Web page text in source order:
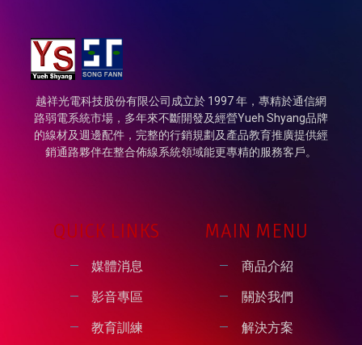
越祥光電科技股份有限公司成立於 1997 年，專精於通信網
路弱電系統市場，多年來不斷開發及經營Yueh Shyang品牌
的線材及週邊配件，完整的行銷規劃及產品教育推廣提供經
銷通路夥伴在整合佈線系統領域能更專精的服務客戶。
QUICK LINKS
媒體消息
影音專區
教育訓練
MAIN MENU
商品介紹
關於我們
解決方案